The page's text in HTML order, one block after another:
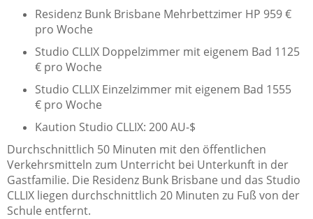
Residenz Bunk Brisbane Mehrbettzimer HP 959 €
pro Woche
Studio CLLIX Doppelzimmer mit eigenem Bad 1125
€ pro Woche
Studio CLLIX Einzelzimmer mit eigenem Bad 1555
€ pro Woche
Kaution Studio CLLIX: 200 AU-$
Durchschnittlich 50 Minuten mit den öffentlichen
Verkehrsmitteln zum Unterricht bei Unterkunft in der
Gastfamilie. Die Residenz Bunk Brisbane und das Studio
CLLIX liegen durchschnittlich 20 Minuten zu Fuß von der
Schule entfernt.